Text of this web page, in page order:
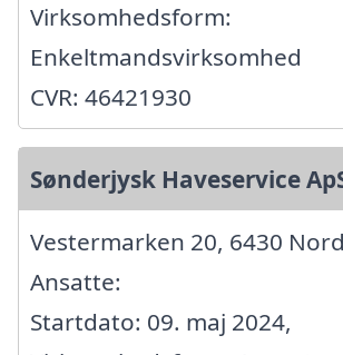
Virksomhedsform:
Enkeltmandsvirksomhed
CVR: 46421930
Sønderjysk Haveservice
Vestermarken 20, 6430
Ansatte:
Startdato: 09. maj 2024,